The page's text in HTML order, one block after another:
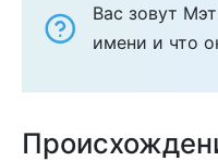
Вас зовут
имени и что